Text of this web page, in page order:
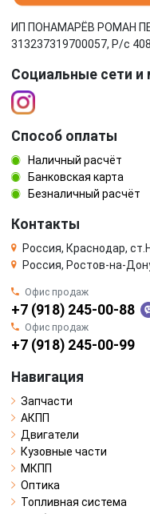
ИП ПОНАМАРЁВ РОМАН
313237319700057, Р/c
Социальные сети и
Способ оплаты
Наличный расчёт
Банковская карта
Безналичный расчёт
Контакты
Россия, Краснодар,
Россия, Ростов-на-
Офис продаж
+7 (918) 245-00-88
Офис продаж
+7 (918) 245-00-99
Навигация
Запчасти
АКПП
Двигатели
Кузовные части
МКПП
Оптика
Топливная система